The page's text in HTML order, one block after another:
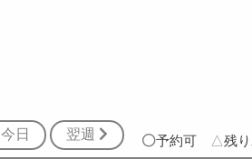
今日 翌週 予約可 △残